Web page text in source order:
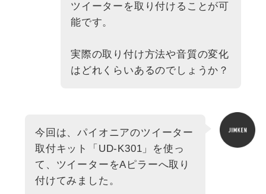
ツイーターを取り付けることが可
能です。
実際の取り付け方法や音質の変化
はどれくらいあるのでしょうか？
今回は、パイオニアのツイーター
取付キット「UD-K301」を使っ
て、ツイーターをAピラーへ取り
付けてみました。